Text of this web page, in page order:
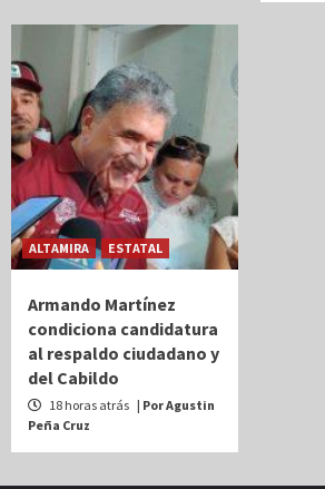
ALTAMIRA ESTATAL
Armando Martínez
condiciona candidatura
al respaldo ciudadano y
del Cabildo
18 horas atrás | Por Agustin
Peña Cruz